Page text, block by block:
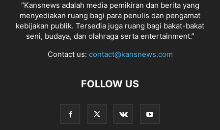
“Kansnews adalah media pemikiran dan berita yang
menyediakan ruang bagi para penulis dan pengamat
kebijakan publik. Tersedia juga ruang bagi bakat-bakat
seni, budaya, dan olahraga serta entertainment.”
Contact us: contact@kansnews.com
FOLLOW US